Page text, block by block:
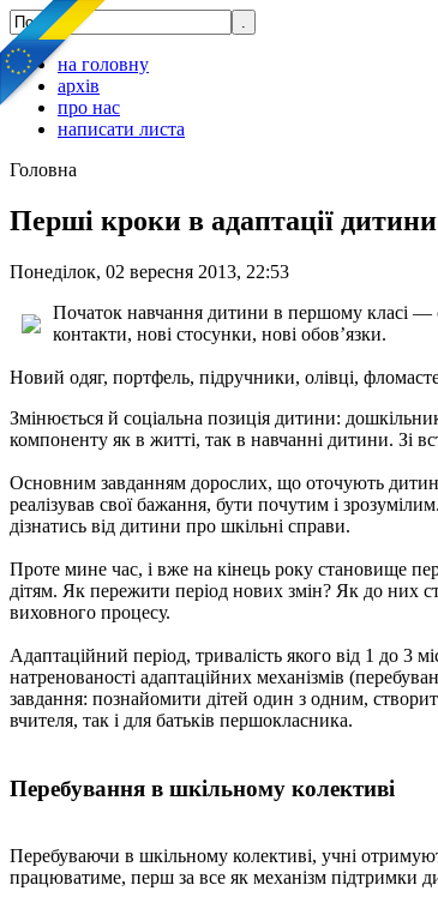
на головну
архів
про нас
написати листа
Головна
Перші кроки в адаптації
Понеділок, 02 вересня 2013, 22:53
Початок навчання дитини в першому класі —
контакти, нові стосунки, нові обов’язки.
Новий одяг, портфель, під­ручники, олівці,
Змінюється й соціальна позиція дитини:
компоненту як в житті, так в навчанні дитини. Зі
Основним завданням дорослих, що оточують
реалізував свої бажання, бути почутим і
дізнатись від дитини про шкільні справи.
Проте мине час, і вже на кінець року становище
дітям. Як пережити період нових змін? Як до них
виховного процесу.
Адаптаційний період, тривалість якого від 1 до 3
натренованості адаптаційних механізмів
завдання: познайомити дітей один з одним,
вчителя, так і для батьків першокласника.
Перебування в шкільному колективі
Перебуваючи в шкільному колективі, учні
працюватиме, перш за все як механізм підтримки